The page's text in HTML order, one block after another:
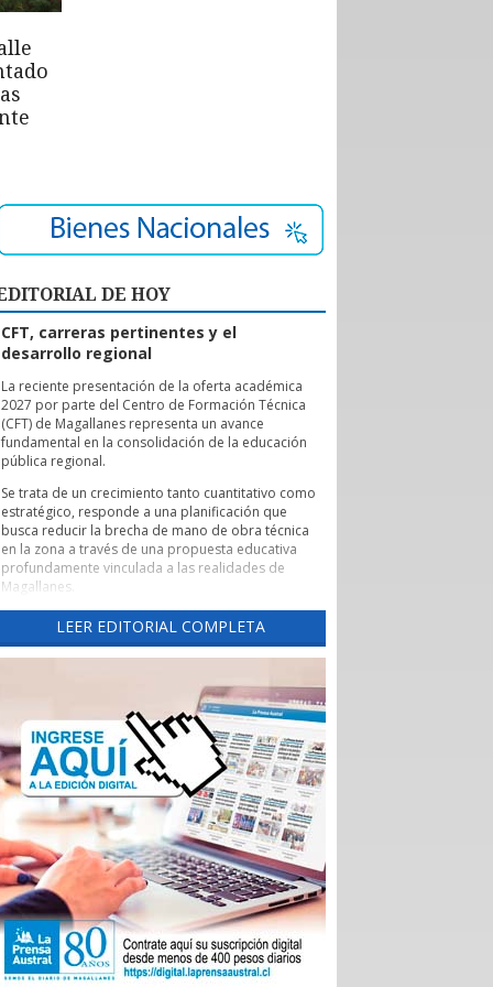
DE HOY
CFT, carreras pertinentes y el
desarrollo regional
La reciente presentación de la oferta académica
2027 por parte del Centro de Formación Técnica
(CFT) de Magallanes representa un avance
fundamental en la consolidación de la educación
pública regional.
Se trata de un crecimiento tanto cuantitativo como
estratégico, responde a una planificación que
busca reducir la brecha de mano de obra técnica
en la zona a través de una propuesta educativa
profundamente vinculada a las realidades de
Magallanes.
Evaluación de pertinencia y conexión con el sector
productivo forman parte de uno de los pilares de
esta nueva etapa. Según lo explicado por la
necesidades reales de los sectores productivos y
de servicios de la región, asegurando que los
egresados cuenten con una inserción laboral
efectiva y que la formación no derive en una
saturación del mercado, sino en una respuesta a
demandas insatisfechas. Carreras como
Instrumentación y Control de Procesos Industriales
y Logística con mención en Operaciones
Portuarias, que se impartirán tanto en la capital
regional como en Puerto Natales, son ejemplos
claros de formación técnica orientada a los
desafíos productivos actuales.
También cabe destacar la expansión territorial,
con las nuevas sedes en Punta Arenas y Puerto
Natales.
LEER EDITORIAL COMPLETA